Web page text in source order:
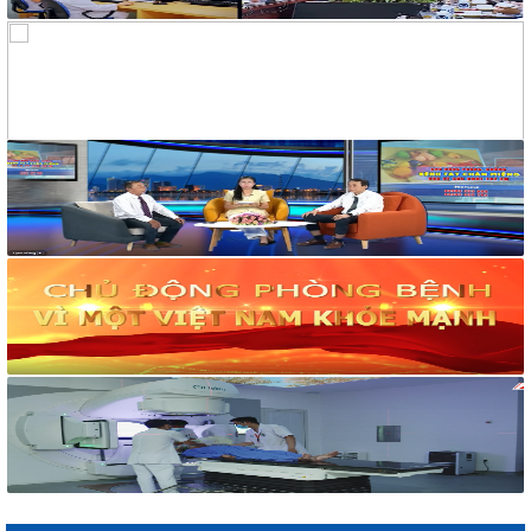
2169/VHXH
V/v mời báo giá dịch vụ In ấn tổ chức mít tinh Hưởng ứng
Tuần lễ Quốc gia không khói thuốc lá năm 2026
117/2025/QH15
Luật Bảo vệ bí mật nhà nước
63/2026/NĐ-CP
Nghị định Quy định chi tiết một số điều và biện pháp thi hành
Luật bảo vệ bí mật nhà nước
CÔNG BÁO/Số 1097 + 1098
LUẬT XỬ LÝ VI PHẠM HÀNH CHÍNH
190/2025/NĐ-CP
Nghị định Sửa đổi, bổ sung một số điều của Nghị định số
118/2021/NĐ-CP ngày 23 tháng 12 năm 2021 của Chính phủ
quy định chi tiết một số điều và biện pháp thi hành Luật Xử lý
vi phạm hành chính được sửa đổi, bổ sung theo Nghị định số
68/2025/NĐ-CP ngày 18 tháng 3 năm 2025 của Chính phủ và